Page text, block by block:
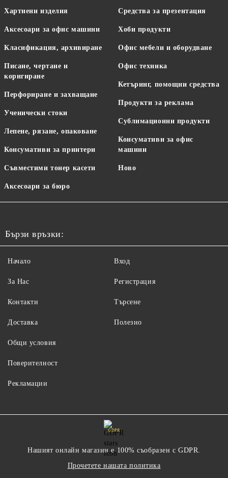
Хартиени изделия
Аксесоари за офис машини
Класификация, архивиране
Писане, чертане и
коригиране
Перфориране и захващане
Ученически стоки
Лепене, рязане, опаковане
Консумативи за принтери
Съвместими тонер касети
Аксесоари за бюро
Средства за презентация
Хоби продукти
Офис мебели и оборудване
Офис техника
Кетъринг, помощни средства
Продукти за реклама
Сублимационни продукти
Консумативи за офис
машини
Ново
Бързи връзки:
Начало
За Нас
Контакти
Доставка
Вход
Регистрация
Търсене
Полезно
Общи условия
Поверителност
Рекламации
GDPR
Нашият онлайн магазин е 100% съобразен с GDPR.
Прочетете нашата политика